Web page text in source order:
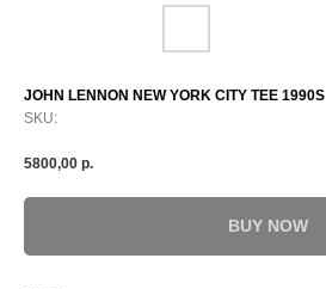
JOHN LENNON NEW YORK CITY TEE 1990S
SKU:
5800,00 р.
BUY NOW